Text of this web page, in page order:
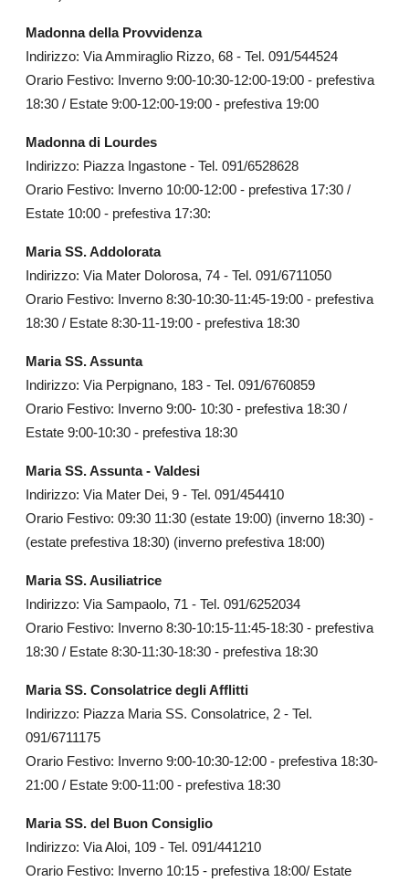
Madonna della Provvidenza
Indirizzo: Via Ammiraglio Rizzo, 68 - Tel. 091/544524
Orario Festivo: Inverno 9:00-10:30-12:00-19:00 - prefestiva
18:30 / Estate 9:00-12:00-19:00 - prefestiva 19:00
Madonna di Lourdes
Indirizzo: Piazza Ingastone - Tel. 091/6528628
Orario Festivo: Inverno 10:00-12:00 - prefestiva 17:30 /
Estate 10:00 - prefestiva 17:30:
Maria SS. Addolorata
Indirizzo: Via Mater Dolorosa, 74 - Tel. 091/6711050
Orario Festivo: Inverno 8:30-10:30-11:45-19:00 - prefestiva
18:30 / Estate 8:30-11-19:00 - prefestiva 18:30
Maria SS. Assunta
Indirizzo: Via Perpignano, 183 - Tel. 091/6760859
Orario Festivo: Inverno 9:00- 10:30 - prefestiva 18:30 /
Estate 9:00-10:30 - prefestiva 18:30
Maria SS. Assunta - Valdesi
Indirizzo: Via Mater Dei, 9 - Tel. 091/454410
Orario Festivo: 09:30 11:30 (estate 19:00) (inverno 18:30) -
(estate prefestiva 18:30) (inverno prefestiva 18:00)
Maria SS. Ausiliatrice
Indirizzo: Via Sampaolo, 71 - Tel. 091/6252034
Orario Festivo: Inverno 8:30-10:15-11:45-18:30 - prefestiva
18:30 / Estate 8:30-11:30-18:30 - prefestiva 18:30
Maria SS. Consolatrice degli Afflitti
Indirizzo: Piazza Maria SS. Consolatrice, 2 - Tel.
091/6711175
Orario Festivo: Inverno 9:00-10:30-12:00 - prefestiva 18:30-
21:00 / Estate 9:00-11:00 - prefestiva 18:30
Maria SS. del Buon Consiglio
Indirizzo: Via Aloi, 109 - Tel. 091/441210
Orario Festivo: Inverno 10:15 - prefestiva 18:00/ Estate